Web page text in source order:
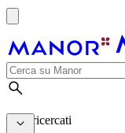
I più ricercati